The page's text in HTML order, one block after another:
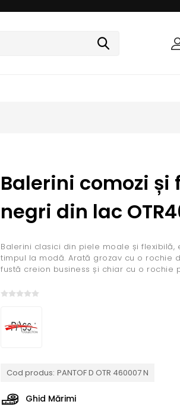
Balerini comozi și
negri din lac
Balerini clasici din piele moale și flexibilă,
timpul la modă. Arată grozav cu o rochie
fustă creion business și chiar cu o rochie
Cod produs: PANTOF D OTR 460007 N
Ghid Mărimi